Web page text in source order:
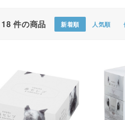
18 件の商品 新着順 人気順